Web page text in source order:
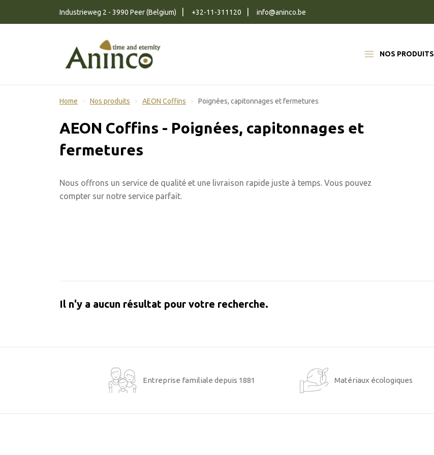
NOS PRODUITS
Industrieweg 2 - 3990 Peer (Belgium) +32-11-311120 info@aninco.be
Home Nos produits AEON Coffins Poignées, capitonnages et fermetures
AEON Coffins - Poignées, capitonnages et
fermetures
Nous offrons un service de qualité et une livraison rapide juste à temps. Vous pouvez
compter sur notre service parfait.
Il n'y a aucun résultat pour votre recherche.
Entreprise familiale depuis 1881 Matériaux écologiques